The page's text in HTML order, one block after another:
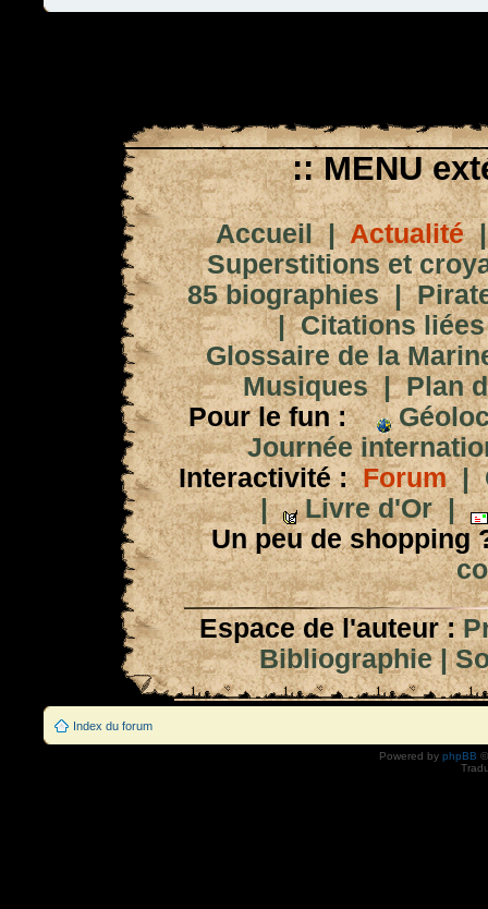
:: MENU
Accueil|Actualité
Superstitions et
85 biographies|
|Citations
Glossaire de la
Musiques|Plan
Pour le fun :
Journée
Interactivité : Forum|
|
Livre d'Or|
Un peu de shopping
Espace de l'auteur :
Bibliographie|
Index du forum
Powered by phpBB